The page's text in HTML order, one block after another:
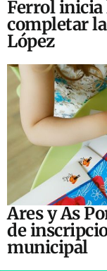
Ferrol inicia
completar
López
Ares y As
de
municipal